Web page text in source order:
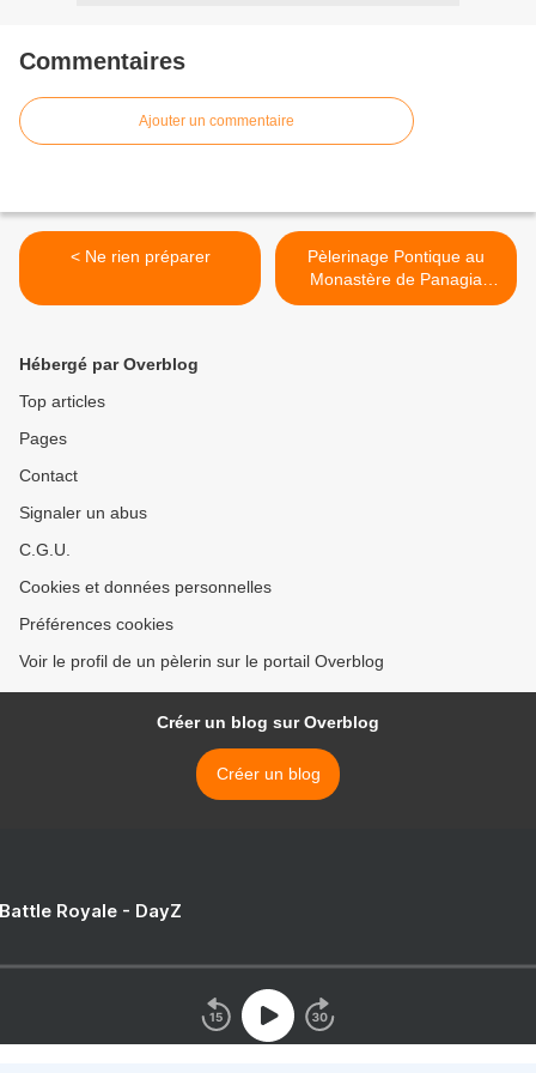
Commentaires
Ajouter un commentaire
< Ne rien préparer
Pèlerinage Pontique au
Monastère de Panagia
Soumela >
Hébergé par Overblog
Top articles
Pages
Contact
Signaler un abus
C.G.U.
Cookies et données personnelles
Préférences cookies
Voir le profil de un pèlerin sur le portail Overblog
Créer un blog sur Overblog
Créer un blog
Royale - DayZ